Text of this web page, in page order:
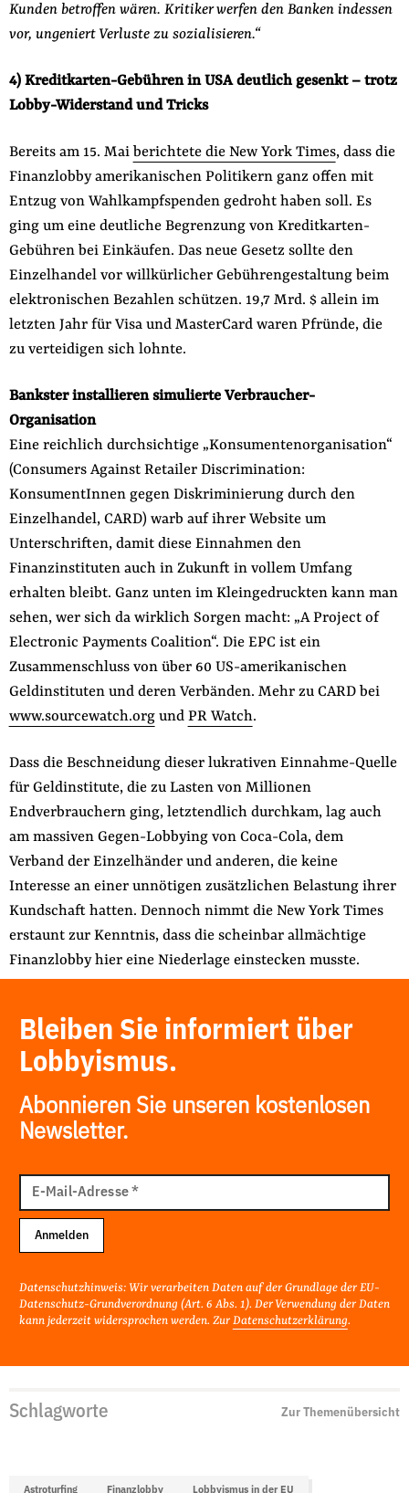
Kunden betroffen wären. Kritiker werfen den Banken indessen
vor, ungeniert Verluste zu sozialisieren.“
4) Kreditkarten-Gebühren in USA deutlich gesenkt – trotz
Lobby-Widerstand und Tricks
Bereits am 15. Mai berichtete die New York Times, dass die
Finanzlobby amerikanischen Politikern ganz offen mit
Entzug von Wahlkampfspenden gedroht haben soll. Es
ging um eine deutliche Begrenzung von Kreditkarten-
Gebühren bei Einkäufen. Das neue Gesetz sollte den
Einzelhandel vor willkürlicher Gebührengestaltung beim
elektronischen Bezahlen schützen. 19,7 Mrd. $ allein im
letzten Jahr für Visa und MasterCard waren Pfründe, die
zu verteidigen sich lohnte.
Bankster installieren simulierte Verbraucher-
Organisation
Eine reichlich durchsichtige „Konsumentenorganisation“
(Consumers Against Retailer Discrimination:
KonsumentInnen gegen Diskriminierung durch den
Einzelhandel, CARD) warb auf ihrer Website um
Unterschriften, damit diese Einnahmen den
Finanzinstituten auch in Zukunft in vollem Umfang
erhalten bleibt. Ganz unten im Kleingedruckten kann man
sehen, wer sich da wirklich Sorgen macht: „A Project of
Electronic Payments Coalition“. Die EPC ist ein
Zusammenschluss von über 60 US-amerikanischen
Geldinstituten und deren Verbänden. Mehr zu CARD bei
www.sourcewatch.orgund PR Watch.
Dass die Beschneidung dieser lukrativen Einnahme-Quelle
für Geldinstitute, die zu Lasten von Millionen
Endverbrauchern ging, letztendlich durchkam, lag auch
am massiven Gegen-Lobbying von Coca-Cola, dem
Verband der Einzelhänder und anderen, die keine
Interesse an einer unnötigen zusätzlichen Belastung ihrer
Kundschaft hatten. Dennoch nimmt die New York Times
erstaunt zur Kenntnis, dass die scheinbar allmächtige
Finanzlobby hier eine Niederlage einstecken musste.
Bleiben Sie informiert über
Lobbyismus.
Abonnieren Sie unseren kostenlosen
Newsletter.
Mail
Adresse
E-Mail-Adresse*
Anmelden
Datenschutzhinweis: Wir verarbeiten Daten auf der Grundlage der EU-
Datenschutz-Grundverordnung (Art. 6 Abs. 1). Der Verwendung der Daten
kann jederzeit widersprochen werden. Zur Datenschutzerklärung.
Schlagworte Zur Themenübersicht
Astroturfing Finanzlobby Lobbyismus in der EU